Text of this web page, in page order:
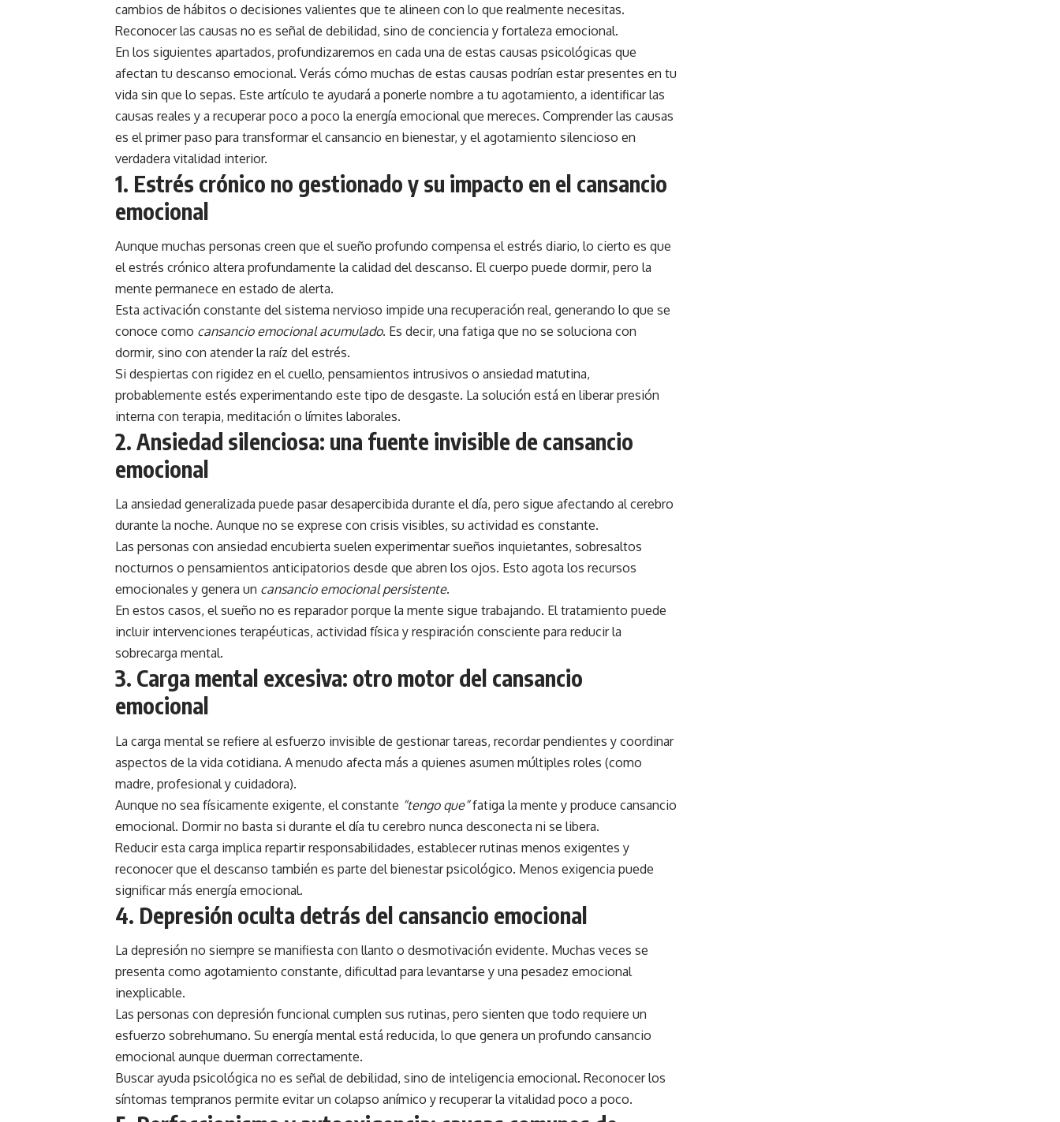
cambios de hábitos o decisiones valientes que te alineen con lo que realmente necesitas.
Reconocer las causas no es señal de debilidad, sino de conciencia y fortaleza emocional.
En los siguientes apartados, profundizaremos en cada una de estas causas psicológicas que
afectan tu descanso emocional. Verás cómo muchas de estas causas podrían estar presentes en tu
vida sin que lo sepas. Este artículo te ayudará a ponerle nombre a tu agotamiento, a identificar las
causas reales y a recuperar poco a poco la energía emocional que mereces. Comprender las causas
es el primer paso para transformar el cansancio en bienestar, y el agotamiento silencioso en
verdadera vitalidad interior.
1. Estrés crónico no gestionado y su impacto en el cansancio
emocional
Aunque muchas personas creen que el sueño profundo compensa el estrés diario, lo cierto es que
el estrés crónico altera profundamente la calidad del descanso. El cuerpo puede dormir, pero la
mente permanece en estado de alerta.
Esta activación constante del sistema nervioso impide una recuperación real, generando lo que se
conoce como cansancio emocional acumulado. Es decir, una fatiga que no se soluciona con
dormir, sino con atender la raíz del estrés.
Si despiertas con rigidez en el cuello, pensamientos intrusivos o ansiedad matutina,
probablemente estés experimentando este tipo de desgaste. La solución está en liberar presión
interna con terapia, meditación o límites laborales.
2. Ansiedad silenciosa: una fuente invisible de cansancio
emocional
La ansiedad generalizada puede pasar desapercibida durante el día, pero sigue afectando al cerebro
durante la noche. Aunque no se exprese con crisis visibles, su actividad es constante.
Las personas con ansiedad encubierta suelen experimentar sueños inquietantes, sobresaltos
nocturnos o pensamientos anticipatorios desde que abren los ojos. Esto agota los recursos
emocionales y genera un cansancio emocional persistente.
En estos casos, el sueño no es reparador porque la mente sigue trabajando. El tratamiento puede
incluir intervenciones terapéuticas, actividad física y respiración consciente para reducir la
sobrecarga mental.
3. Carga mental excesiva: otro motor del cansancio
emocional
La carga mental se refiere al esfuerzo invisible de gestionar tareas, recordar pendientes y coordinar
aspectos de la vida cotidiana. A menudo afecta más a quienes asumen múltiples roles (como
madre, profesional y cuidadora).
Aunque no sea físicamente exigente, el constante “tengo que”fatiga la mente y produce cansancio
emocional. Dormir no basta si durante el día tu cerebro nunca desconecta ni se libera.
Reducir esta carga implica repartir responsabilidades, establecer rutinas menos exigentes y
reconocer que el descanso también es parte del bienestar psicológico. Menos exigencia puede
significar más energía emocional.
4. Depresión oculta detrás del cansancio emocional
La depresión no siempre se manifiesta con llanto o desmotivación evidente. Muchas veces se
presenta como agotamiento constante, dificultad para levantarse y una pesadez emocional
inexplicable.
Las personas con depresión funcional cumplen sus rutinas, pero sienten que todo requiere un
esfuerzo sobrehumano. Su energía mental está reducida, lo que genera un profundo cansancio
emocional aunque duerman correctamente.
Buscar ayuda psicológica no es señal de debilidad, sino de inteligencia emocional. Reconocer los
síntomas tempranos permite evitar un colapso anímico y recuperar la vitalidad poco a poco.